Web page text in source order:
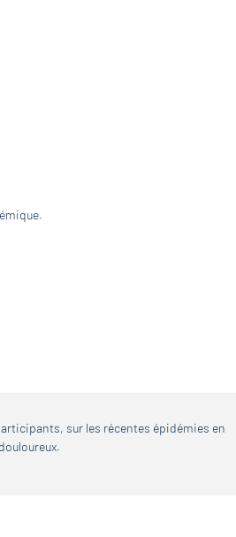
sur les récentes épidémies en